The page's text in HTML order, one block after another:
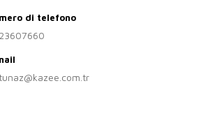
di telefono